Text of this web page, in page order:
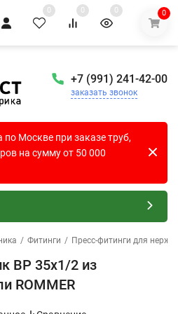
0 0 0 0
+7 (991) 241-42-00
заказать звонок
по Москве при заказе труб,
на сумму от 50 000
/ Фитинги / Пресс-фитинги для
ВР 35х1/2 из
ROMMER